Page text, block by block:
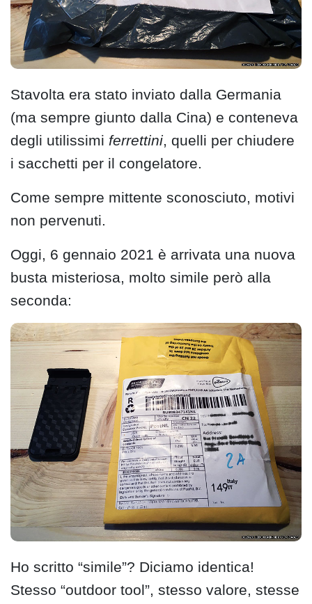
Stavolta era stato inviato dalla Germania
(ma sempre giunto dalla Cina) e conteneva
degli utilissimi ferrettini, quelli per chiudere
i sacchetti per il congelatore.
Come sempre mittente sconosciuto, motivi
non pervenuti.
Oggi, 6 gennaio 2021 è arrivata una nuova
busta misteriosa, molto simile però alla
seconda:
Ho scritto “simile”? Diciamo identica!
Stesso “outdoor tool”, stesso valore, stesse